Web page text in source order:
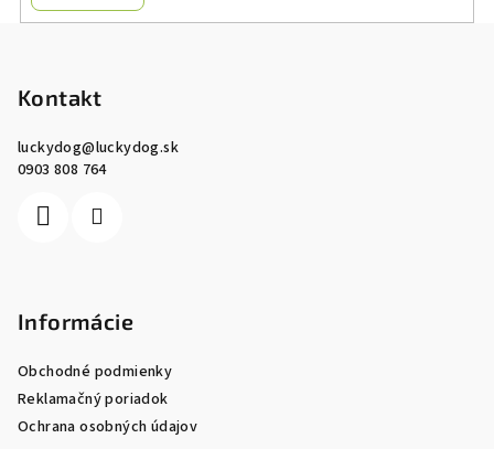
Kontakt
luckydog@luckydog.sk
0903 808 764
Informácie
Obchodné podmienky
Reklamačný poriadok
Ochrana osobných údajov